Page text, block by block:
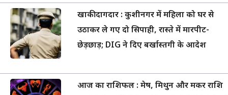
खाकी दागदार : कुशीनगर में महिला को घर से
उठाकर ले गए दो सिपाही, रास्ते में मारपीट-
छेड़छाड़; DIG ने दिए बर्खास्तगी के आदेश
आज का राशिफल : मेष, मिथुन और मकर राशि